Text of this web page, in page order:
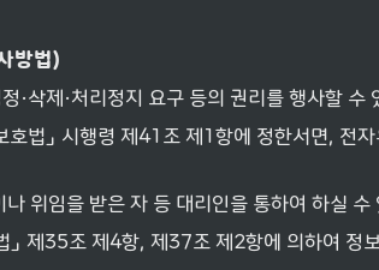
방법)
삭제·처리정지 요구 등의 권리를 행사할 수
법」 시행령 제41조 제1항에 정한서면, 전
위임을 받은 자 등 대리인을 통하여 하실 수
제35조 제4항, 제37조 제2항에 의하여 정